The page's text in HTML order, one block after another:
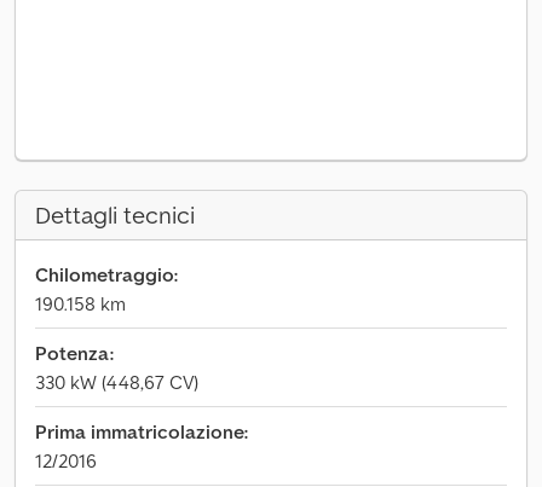
Dettagli tecnici
Chilometraggio:
190.158 km
Potenza:
330 kW (448,67 CV)
Prima immatricolazione:
12/2016